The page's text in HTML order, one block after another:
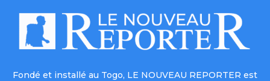
Fondé et installé au Togo, LE NOUVEAU REPORTER est